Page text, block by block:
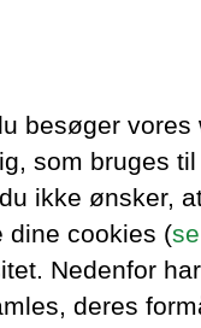
besøger
som bruges
ikke ønsker,
dine cookies (se
Nedenfor
deres